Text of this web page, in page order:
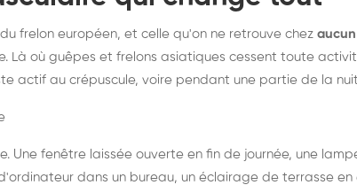
frelon européen, et celle qu'on ne retrouve chez
Là où guêpes et frelons asiatiques cessent toute
actif au crépuscule, voire pendant une partie de la
Une fenêtre laissée ouverte en fin de journée, une
dans un bureau, un éclairage de terrasse